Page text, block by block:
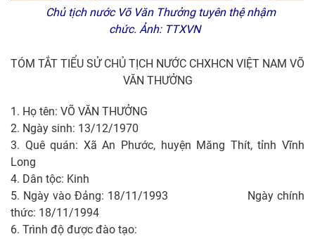
Chủ tịch nước Võ Văn Thưởng tuyên thệ nhậm
chức. Ảnh: TTXVN
TÓM TẮT TIỂU SỬ CHỦ TỊCH NƯỚC CHXHCN VIỆT NAM VÕ
VĂN THƯỞNG
1. Họ tên: VÕ VĂN THƯỞNG
2. Ngày sinh: 13/12/1970
3. Quê quán: Xã An Phước, huyện Măng Thít, tỉnh Vĩnh
Long
4. Dân tộc: Kinh
5. Ngày vào Đảng: 18/11/1993 Ngày chính
thức: 18/11/1994
6. Trình độ được đào tạo: